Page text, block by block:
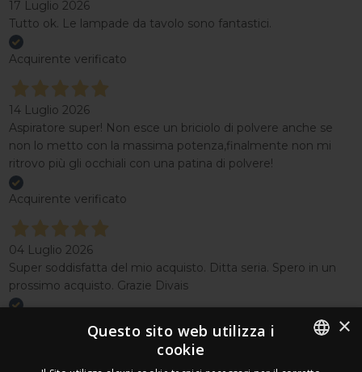
17 Luglio 2026
Tutto ok. Le lampade da tavolo sono fantastici.
Acquirente verificato
14 Luglio 2026
Aspiratore super! Non esce un briciolo di polvere anche se
non lo metto con la massima potenza,finalmente non mi
ritrovo più gli occhiali con una patina di polvere!
Acquirente verificato
04 Luglio 2026
Super soddisfatta del mio acquisto. Ditta seria. Spero in un
prossimo acquisto. Grazie Divais
×
Questo sito web utilizza i
cookie